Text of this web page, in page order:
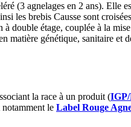
(3 agnelages en 2 ans). Elle
les brebis Causse sont
double étage, couplée à la
matière génétique, sanitaire et
la race à un produit (IGP/
le Label Rouge